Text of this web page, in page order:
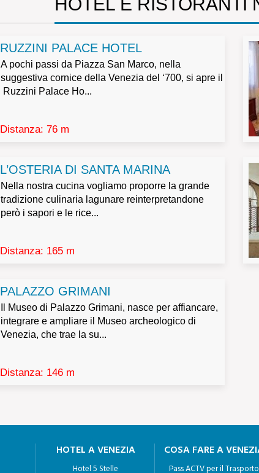
RUZZINI PALACE HOTEL
A pochi passi da Piazza San Marco, nella
suggestiva cornice della Venezia del ‘700, si apre il
Ruzzini Palace Ho...
Distanza: 76 m
L’OSTERIA DI SANTA MARINA
Nella nostra cucina vogliamo proporre la grande
tradizione culinaria lagunare reinterpretandone
però i sapori e le rice...
Distanza: 165 m
PALAZZO GRIMANI
Il Museo di Palazzo Grimani, nasce per affiancare,
integrare e ampliare il Museo archeologico di
Venezia, che trae la su...
Distanza: 146 m
HOTEL A VENEZIA
Hotel 5 Stelle
COSA FARE A
Pass ACTV per il Trasporto